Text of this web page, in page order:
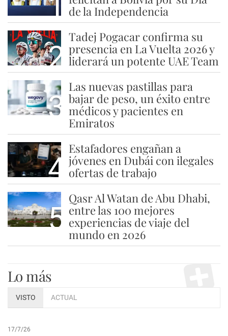
1 de la Independencia
2
Tadej Pogacar confirma su
presencia en La Vuelta 2026 y
liderará un potente UAE Team
3
Las nuevas pastillas para
bajar de peso, un éxito entre
médicos y pacientes en
Emiratos
4
Estafadores engañan a
jóvenes en Dubái con ilegales
ofertas de trabajo
5
Qasr Al Watan de Abu Dhabi,
entre las 100 mejores
experiencias de viaje del
mundo en 2026
Lo más
VISTO ACTUAL
17/7/26